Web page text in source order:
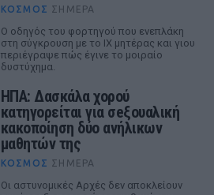
ΚΌΣΜΟΣ ΣΉΜΕΡΑ
Ο οδηγός του φορτηγού που ενεπλάκη
στη σύγκρουση με το ΙΧ μητέρας και γιου
περιέγραψε πώς έγινε το μοιραίο
δυστύχημα.
ΗΠΑ: Δασκάλα χορού
κατηγορείται για σeξουαλική
κακοποίηση δύο ανήλικων
μαθητών της
ΚΌΣΜΟΣ ΣΉΜΕΡΑ
Οι αστυνομικές Αρχές δεν αποκλείουν